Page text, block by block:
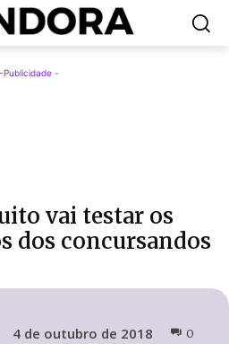
-Publicidade -
vai testar os
dos concursandos
4 de outubro de 2018 0